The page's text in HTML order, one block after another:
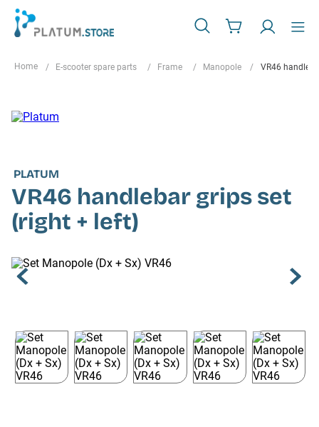
E-scooter spare parts Frame Manopole VR46
PLATUM
VR46 handlebar grips set
(right + left)